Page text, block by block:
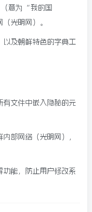
（意为“我的国
光明网）。
以及朝鲜特色的字典工
有文件中嵌入隐秘的元
部网络（光明网），
功能，防止用户修改系